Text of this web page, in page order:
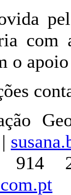
o
914